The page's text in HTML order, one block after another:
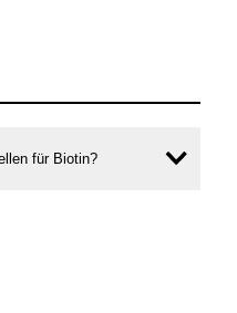
für Biotin?